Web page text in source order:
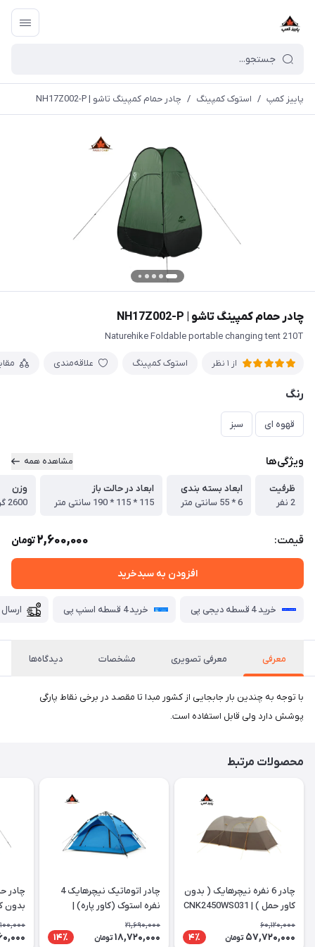
پاییز کمپ / استوک کمپینگ / چادر حمام کمپینگ تاشو | NH17Z002-P
چادر حمام کمپینگ تاشو | NH17Z002-P
Naturehike Foldable portable changing tent 210T
از 1 نظر استوک کمپینگ علاقه‌مندی
رنگ
قهوه ای سبز
ویژگی‌ها مشاهده همه
ظرفیت
2 نفر
ابعاد بسته بندی
6 * 55 سانتی متر
ابعاد در حالت باز
115 * 115 * 190 سانتی متر
وزن
2600 گرم
قیمت: 2,600,000تومان
افزودن به سبدخرید
خرید 4 قسطه دیجی پی خرید 4 قسطه اسنپ پی
معرفی معرفی تصویری مشخصات دیدگاه‌ها
با توجه به چندین بار جابجایی از کشور مبدا تا مقصد در برخی نقاط پارگی
پوشش دارد ولی قابل استفاده است.
محصولات مرتبط
چادر 6 نفره نیچرهایک ( بدون
کاور حمل ) | CNK2450WS031
60,120,000
57,720,000 تومان 4٪
چادر اتوماتیک نیچرهایک 4
نفره استوک (کاور پاره) |
NH21zp008
21,690,000
18,720,000 تومان 14٪
چادر
بدون
P